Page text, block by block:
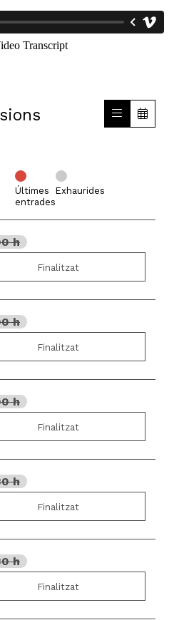
Últimes
entrades
Exhaurides
h
Finalitzat
h
Finalitzat
h
Finalitzat
h
Finalitzat
h
Finalitzat